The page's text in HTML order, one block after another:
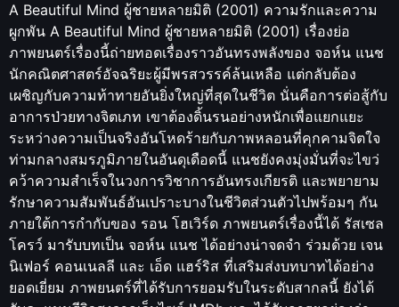
A Beautiful Mind ผู้ชายหลายมิติ (2001) ความรักและความ
ผูกพัน A Beautiful Mind ผู้ชายหลายมิติ (2001) เรื่องย่อ
ภาพยนตร์เรื่องนี้ถ่ายทอดเรื่องราวอันทรงพลังของ จอห์น แนช
นักคณิตศาสตร์อัจฉริยะผู้มีพรสวรรค์ล้นเหลือ แต่กลับต้อง
เผชิญกับความท้าทายอันยิ่งใหญ่ที่สุดในชีวิต นั่นคือการต่อสู้กับ
อาการป่วยทางจิตเภท เขาต้องดิ้นรนอย่างหนักเพื่อแยกแยะ
ระหว่างความเป็นจริงอันโหดร้ายกับภาพหลอนที่คุกคามจิตใจ
ท่ามกลางสมรภูมิภายในอันดุเดือดนี้ แนชยังคงมุ่งมั่นที่จะไขว่
คว้าความสำเร็จในวงการวิชาการอันทรงเกียรติ และพยายาม
รักษาความสัมพันธ์อันเปราะบางในชีวิตส่วนตัวไปพร้อมๆ กัน
ภายใต้การกำกับของ รอน โฮเวิร์ด ภาพยนตร์เรื่องนี้ได้ รัสเซล
โครว์ มารับบทเป็น จอห์น แนช ได้อย่างน่าจดจำ ร่วมด้วย เจน
นิเฟอร์ คอนเนลลี และ เอ็ด แฮร์ริส ที่เสริมส่งบทบาทได้อย่าง
ยอดเยี่ยม ภาพยนตร์ที่ได้รับการยอมรับในระดับสากลนี้ ยังได้